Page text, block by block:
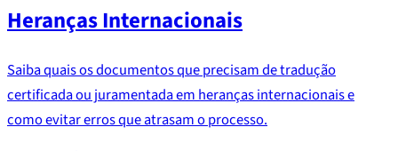
Heranças Internacionais
Saiba quais os documentos que precisam de tradução
certificada ou juramentada em heranças internacionais e
como evitar erros que atrasam o processo.